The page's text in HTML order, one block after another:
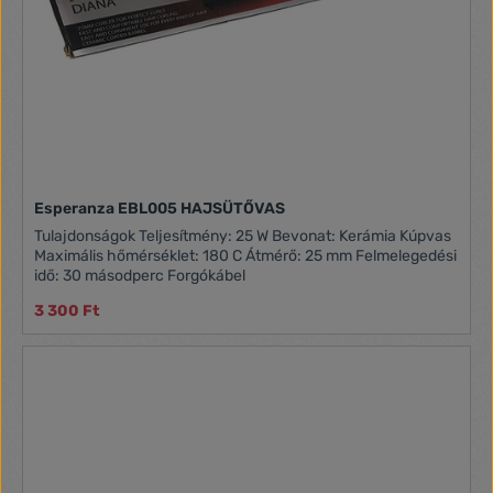
fokozat Hideg csúcs a könnyebb és biztonságosabb
használat érdekében Forgatható tápkábel Akasztógyűrű
Túlmelegedés elleni biztosíték Egyszerű kezelés és könnyű
Esperanza EBL005 HAJSÜTŐVAS
Tulajdonságok Teljesítmény: 25 W Bevonat: Kerámia Kúpvas
Maximális hőmérséklet: 180 C Átmérő: 25 mm Felmelegedési
idő: 30 másodperc Forgókábel
3 300 Ft